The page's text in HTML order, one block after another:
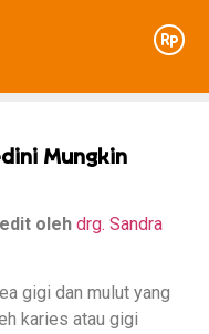
Mungkin
oleh drg. Sandra
gigi dan mulut yang
karies atau gigi